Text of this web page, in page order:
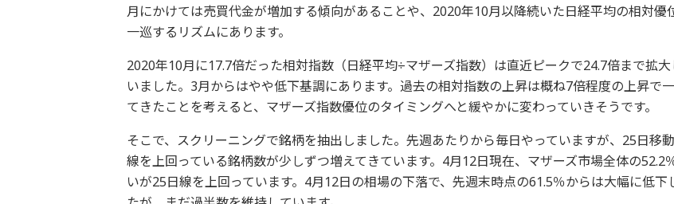
月にかけては売買代金が増加する傾向があることや、2020年10月以降続いた日経平均の相対優
一巡するリズムにあります。
2020年10月に17.7倍だった相対指数（日経平均÷マザーズ指数）は直近ピークで24.7倍まで拡大
いました。3月からはやや低下基調にあります。過去の相対指数の上昇は概ね7倍程度の上昇で
てきたことを考えると、マザーズ指数優位のタイミングへと緩やかに変わっていきそうです。
そこで、スクリーニングで銘柄を抽出しました。先週あたりから毎日やっていますが、25日移
線を上回っている銘柄数が少しずつ増えてきています。4月12日現在、マザーズ市場全体の52.2
いが25日線を上回っています。4月12日の相場の下落で、先週末時点の61.5％からは大幅に低下